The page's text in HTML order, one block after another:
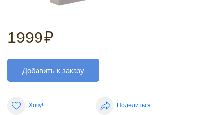
1999₽
Добавить к заказу
Хочу! Поделиться